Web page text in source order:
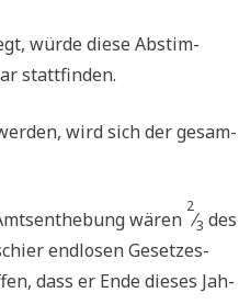
wür­de die­se Abstim­
stattfinden.
wird sich der gesam­
wären
2
⁄3 des
end­lo­sen Geset­zes­
dass er Ende die­ses Jah­